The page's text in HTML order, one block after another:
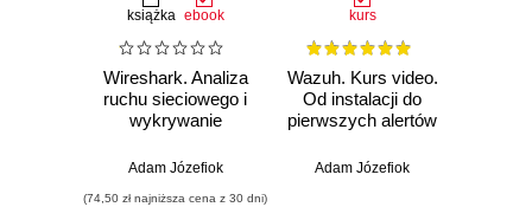
książka ebook
Wireshark. Analiza
ruchu sieciowego i
wykrywanie
Adam Józefiok
(74,50 zł najniższa cena z 30 dni)
kurs
Wazuh. Kurs video.
Od instalacji do
pierwszych alertów
Adam Józefiok